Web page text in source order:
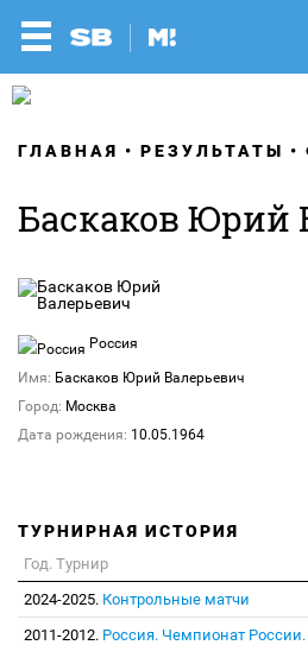
ГЛАВНАЯ РЕЗУЛЬТАТЫ
Баскаков Юрий
Россия
Имя: Баскаков Юрий Валерьевич
Город: Москва
Дата рождения: 10.05.1964
ТУРНИРНАЯ ИСТОРИЯ
Год. Турнир
2024-2025. Контрольные матчи
2011-2012. Россия. Чемпионат